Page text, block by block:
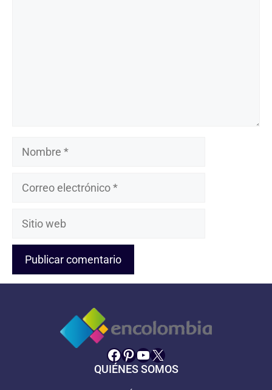
Nombre
Sitio
Facebook
Pinterest
YouTube
X
QUIÉNES SOMOS